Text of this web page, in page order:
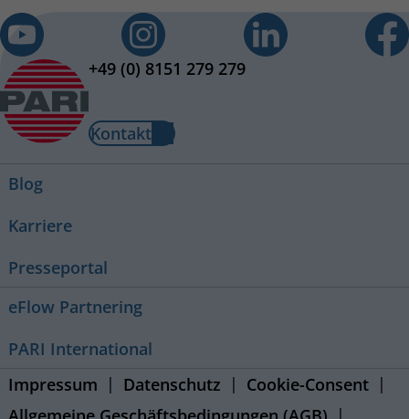
+49 (0) 8151 279 279
Kontakt
Blog
Karriere
Presseportal
eFlow Partnering
PARI International
Impressum
Datenschutz
Cookie-Consent